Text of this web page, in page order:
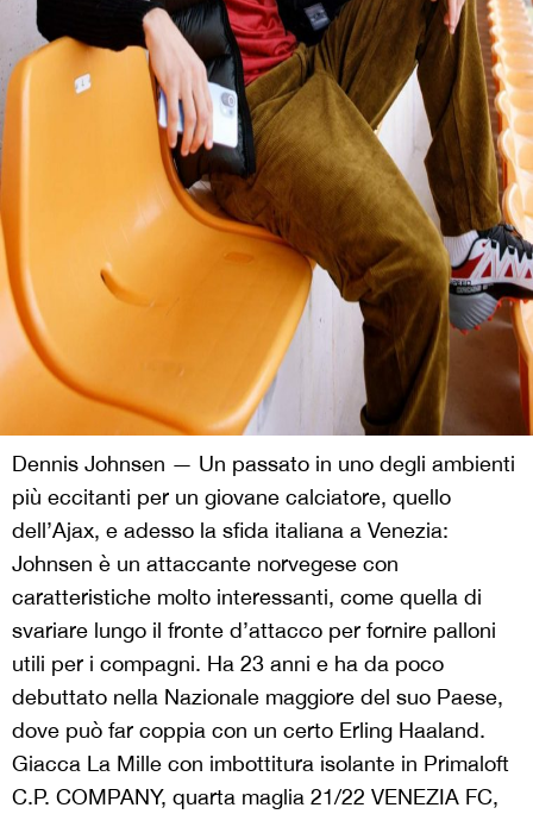
Dennis Johnsen — Un passato in uno degli ambienti
più eccitanti per un giovane calciatore, quello
dell’Ajax, e adesso la sfida italiana a Venezia:
Johnsen è un attaccante norvegese con
caratteristiche molto interessanti, come quella di
svariare lungo il fronte d’attacco per fornire palloni
utili per i compagni. Ha 23 anni e ha da poco
debuttato nella Nazionale maggiore del suo Paese,
dove può far coppia con un certo Erling Haaland.
Giacca La Mille con imbottitura isolante in Primaloft
C.P. COMPANY, quarta maglia 21/22 VENEZIA FC,